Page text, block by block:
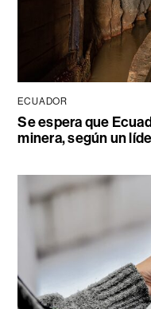
ECUADOR
Se espera que
minera, según un